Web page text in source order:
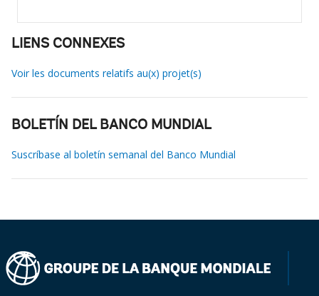
LIENS CONNEXES
Voir les documents relatifs au(x) projet(s)
BOLETÍN DEL BANCO MUNDIAL
Suscríbase al boletín semanal del Banco Mundial